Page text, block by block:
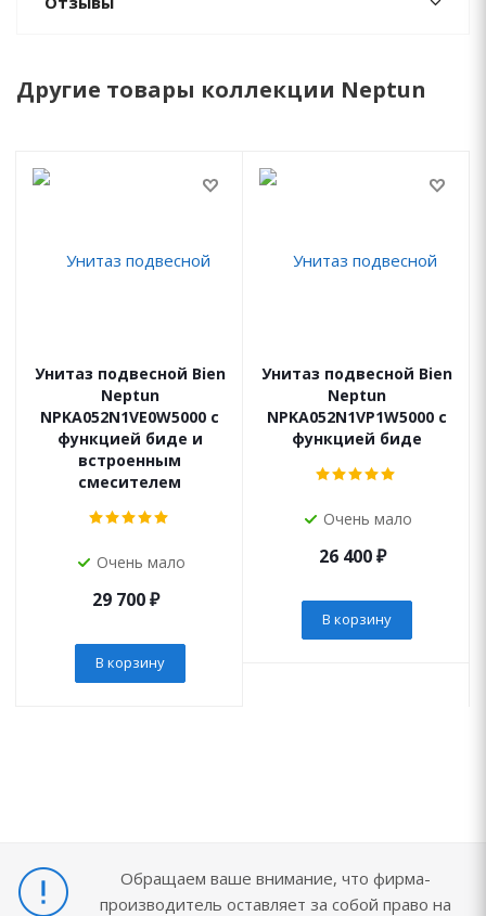
Другие товары коллекции Neptun
Унитаз подвесной Bien
Neptun
NPKA052N1VE0W5000 с
функцией биде и
встроенным
смесителем
Очень мало
29 700₽
В корзину
Унитаз подвесной Bien
Neptun
NPKA052N1VP1W5000 с
функцией биде
Очень мало
26 400₽
В корзину
Обращаем ваше внимание, что фирма-
производитель оставляет за собой право на